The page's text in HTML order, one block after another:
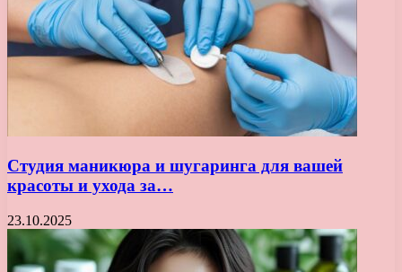
Студия маникюра и шугаринга для вашей
красоты и ухода за…
23.10.2025